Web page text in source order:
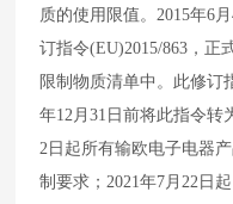
质的使用限值。 2015年6 月
订指令(EU)2015/863 ，正
限制物质清单中。此修订
年12 月31 日前将此指令转
2 日起所有输欧电子电器
制要求； 2021年7 月 22 日